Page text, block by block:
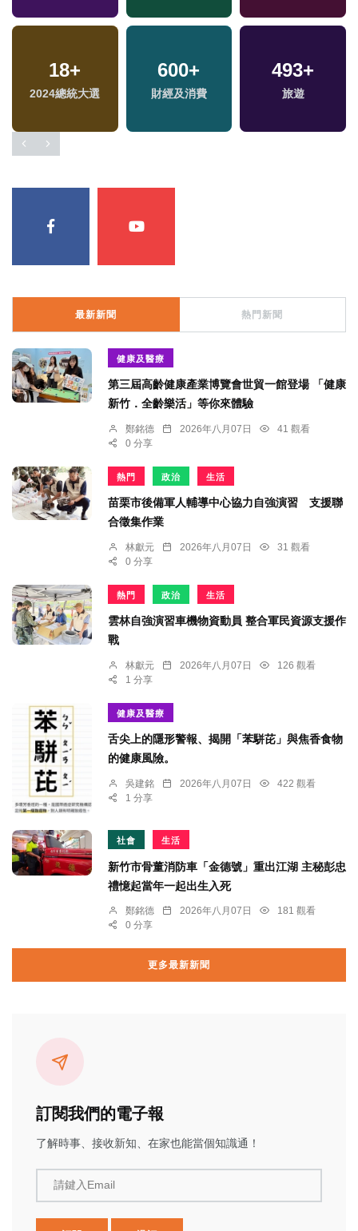
18+
2024總統大選
600+
財經及消費
493+
旅遊
最新新聞 熱門新聞
健康及醫療
第三屆高齡健康產業博覽會世貿一館登場 「健康
新竹．全齡樂活」等你來體驗
鄭銘德 2026年八月07日
41 觀看
0 分享
熱門 政治 生活
苗栗市後備軍人輔導中心協力自強演習 支援聯
合徵集作業
林獻元 2026年八月07日
31 觀看
0 分享
熱門 政治 生活
雲林自強演習車機物資動員 整合軍民資源支援作
戰
林獻元 2026年八月07日
126 觀看
1 分享
健康及醫療
舌尖上的隱形警報、揭開「苯駢芘」與焦香食物
的健康風險。
吳建銘 2026年八月07日
422 觀看
1 分享
社會 生活
新竹市骨董消防車「金德號」重出江湖 主秘彭忠
禮憶起當年一起出生入死
鄭銘德 2026年八月07日
181 觀看
0 分享
更多最新新聞
訂閱我們的電子報
了解時事、接收新知、在家也能當個知識通！
請鍵入Email